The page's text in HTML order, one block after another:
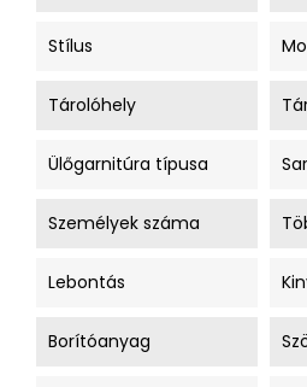
Stílus
Tárolóhely
Ülőgarnitúra típusa
Személyek száma
Lebontás
Borítóanyag